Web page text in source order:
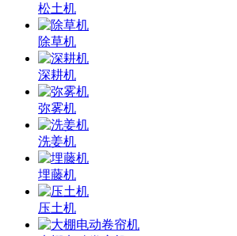
松土机
除草机
深耕机
弥雾机
洗姜机
埋藤机
压土机